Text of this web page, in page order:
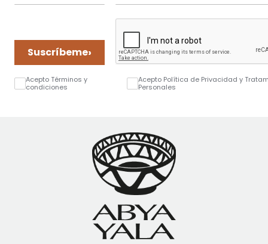
Suscríbeme›
Acepto Términos y
condiciones
Acepto Política de Privacidad y
Personales